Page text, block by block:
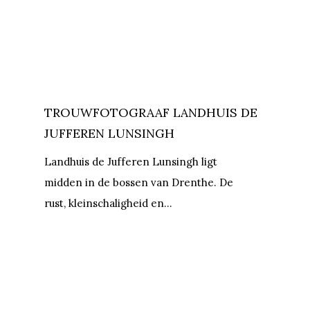
TROUWFOTOGRAAF LANDHUIS DE
JUFFEREN LUNSINGH
Landhuis de Jufferen Lunsingh ligt
midden in de bossen van Drenthe. De
rust, kleinschaligheid en…